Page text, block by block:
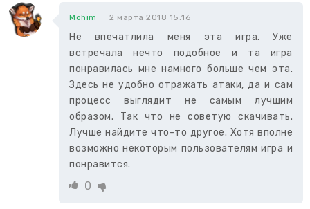
Mohim 2 марта 2018 15:16
Не впечатлила меня эта игра. Уже
встречала нечто подобное и та игра
понравилась мне намного больше чем эта.
Здесь не удобно отражать атаки, да и сам
процесс выглядит не самым лучшим
образом. Так что не советую скачивать.
Лучше найдите что-то другое. Хотя вполне
возможно некоторым пользователям игра и
понравится.
0